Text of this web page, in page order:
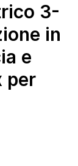
3-
in
e
per